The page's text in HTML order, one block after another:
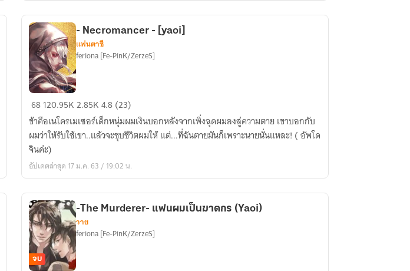
Necromancer
-
[yaoi]
- Necromancer - [yaoi]
แฟนตาซี
feriona [Fe-PinK/ZerzeS]
68120.95K2.85K4.8 (23)
ข้าคือเนโครเมเซอร์เด็กหนุ่มผมเงินบอกหลังจากเพิ่งฉุดผมลงสู่ความตาย เขาบอกกับ
ผมว่าให้รับใช้เขา..แล้วจะชุบชีวิตผมให้ แต่...ที่ฉันตายมันก็เพราะนายนั่นแหละ! ( อัพโด
จินค่ะ)
อัปเดตล่าสุด 17 ม.ค. 63 / 19:02 น.
จบ
-The Murderer- แฟนผมเป็นฆาตกร (Yaoi)
วาย
feriona [Fe-PinK/ZerzeS]